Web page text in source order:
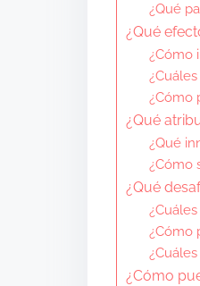
¿Qué
¿Qué
¿Cómo
¿Cómo
¿Qué
¿Qué
¿Cómo
¿Qué
¿Cómo
¿Cómo